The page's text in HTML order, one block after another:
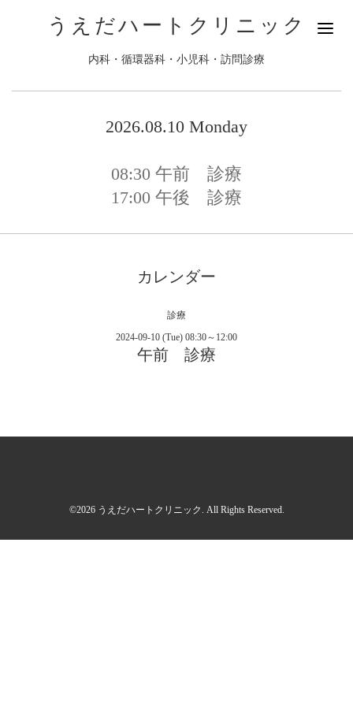
うえだハートクリニック
内科・循環器科・小児科・訪問診療
2026.08.10 Monday
08:30 午前 診療
17:00 午後 診療
カレンダー
診療
2024-09-10 (Tue) 08:30～12:00
午前 診療
©2026 うえだハートクリニック . All Rights Reserved.